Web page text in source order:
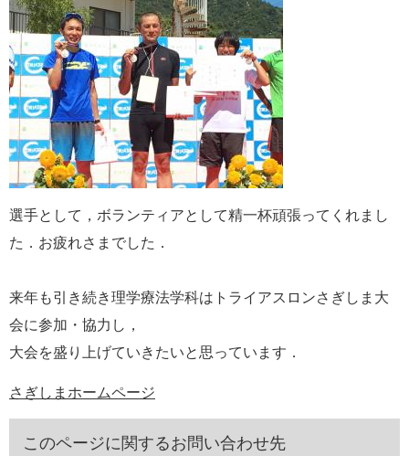
選手として，ボランティアとして精一杯頑張ってくれまし
た．お疲れさまでした．
来年も引き続き理学療法学科はトライアスロンさぎしま大
会に参加・協力し，
大会を盛り上げていきたいと思っています．
さぎしまホームページ
このページに関するお問い合わせ先